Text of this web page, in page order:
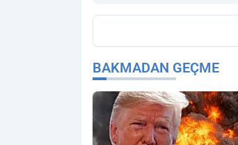
BAKMADAN GEÇME